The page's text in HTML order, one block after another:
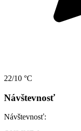
22/10 °C
Návštevnosť
Návštevnosť: